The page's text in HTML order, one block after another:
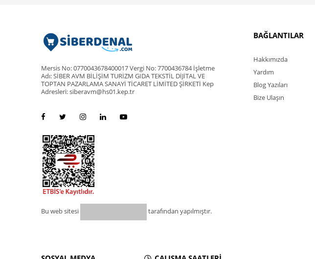
Mersis No: 0770043678400017 Vergi No: 7700436784 İşletme
Adı: SİBER AVM BİLİŞİM TURİZM GIDA TEKSTİL DİJİTAL VE
TOPTAN PAZARLAMA SANAYİ TİCARET LİMİTED ŞİRKETİ Kep
Adresleri: siberavm@hs01.kep.tr
Bu web sitesi tarafından yapılmıştır.
BAĞLANTILAR
Hakkımızda
Yardım
Blog Yazıları
Bize Ulaşın